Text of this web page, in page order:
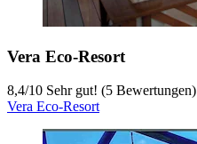
Vera Eco-Resort
8,4/10 Sehr gut! (5 Bewertungen)
Vera Eco-Resort